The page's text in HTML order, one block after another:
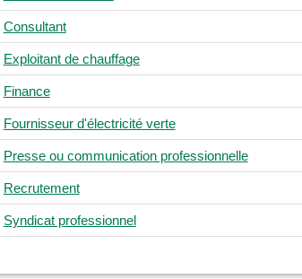
Consultant
Exploitant de chauffage
Finance
Fournisseur d'électricité verte
Presse ou communication professionnelle
Recrutement
Syndicat professionnel